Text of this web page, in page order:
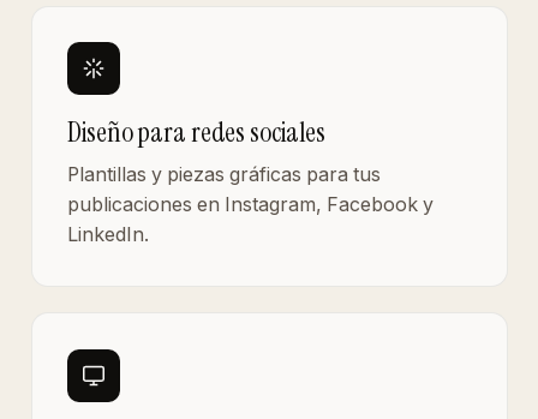
Diseño para redes sociales
Plantillas y piezas gráficas para tus
publicaciones en Instagram, Facebook y
LinkedIn.